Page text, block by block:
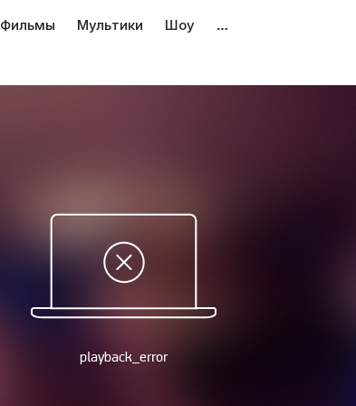
Фильмы Мультики Шоу …